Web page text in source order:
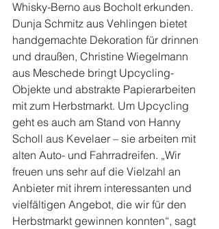
Whisky-Berno aus Bocholt erkunden.
Dunja Schmitz aus Vehlingen bietet
handgemachte Dekoration für drinnen
und draußen, Christine Wiegelmann
aus Meschede bringt Upcycling-
Objekte und abstrakte Papierarbeiten
mit zum Herbstmarkt. Um Upcycling
geht es auch am Stand von Hanny
Scholl aus Kevelaer – sie arbeiten mit
alten Auto- und Fahrradreifen. „Wir
freuen uns sehr auf die Vielzahl an
Anbieter mit ihrem interessanten und
vielfältigen Angebot, die wir für den
Herbstmarkt gewinnen konnten“, sagt